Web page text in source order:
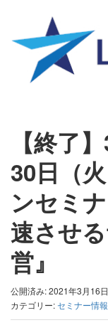
【終了
30日（
ンセミ
速させ
営』
公開済み: 2021年3月16日
カテゴリー:セミナー情報